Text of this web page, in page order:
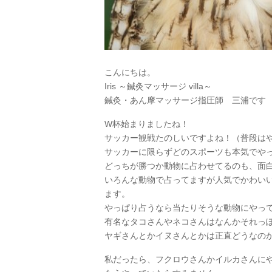
こんにちは。
Iris ～鍼灸マッサージ villa～
鍼灸・あん摩マッサージ指圧師 三浦です
W杯始まりましたね！
サッカー観戦たのしいですよね！（普段は
サッカーに限らずどのスポーツも本気でや
どっちが勝つか動物に占わせてるのも、面
いろんな動物で占ってますが人気でかわい
ます。
やっぱり占うなら当たりそうな動物にやっ
有名なタコさんやネコさんはなんかそれっ
ヤギさんとかイヌさんとかは正直どうなの
私だったら、フクロウさんかイルカさんに